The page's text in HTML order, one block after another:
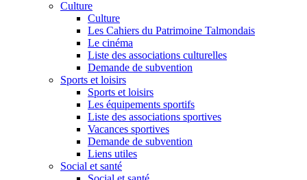
Culture
Culture
Les Cahiers du Patrimoine Talmondais
Le cinéma
Liste des associations culturelles
Demande de subvention
Sports et loisirs
Sports et loisirs
Les équipements sportifs
Liste des associations sportives
Vacances sportives
Demande de subvention
Liens utiles
Social et santé